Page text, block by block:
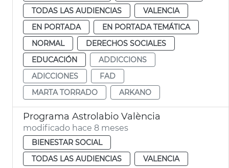
TODAS LAS AUDIENCIAS
VALENCIA
EN PORTADA
EN PORTADA TEMÁTICA
NORMAL
DERECHOS SOCIALES
EDUCACIÓN
ADDICCIONS
ADICCIONES
FAD
MARTA TORRADO
ARKANO
Programa Astrolabio València
modificado hace 8 meses
BIENESTAR SOCIAL
TODAS LAS AUDIENCIAS
VALENCIA